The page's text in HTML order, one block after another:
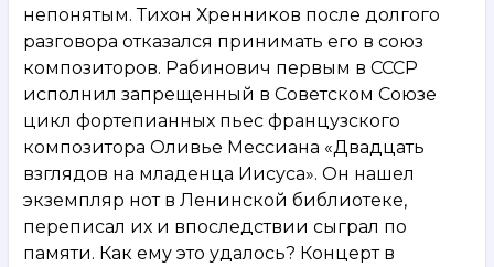
непонятым. Тихон Хренников после долгого
разговора отказался принимать его в союз
композиторов. Рабинович первым в СССР
исполнил запрещенный в Советском Союзе
цикл фортепианных пьес французского
композитора Оливье Мессиана «Двадцать
взглядов на младенца Иисуса». Он нашел
экземпляр нот в Ленинской библиотеке,
переписал их и впоследствии сыграл по
памяти. Как ему это удалось? Концерт в